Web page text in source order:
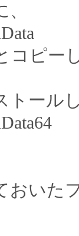
コピー
トール
おいた